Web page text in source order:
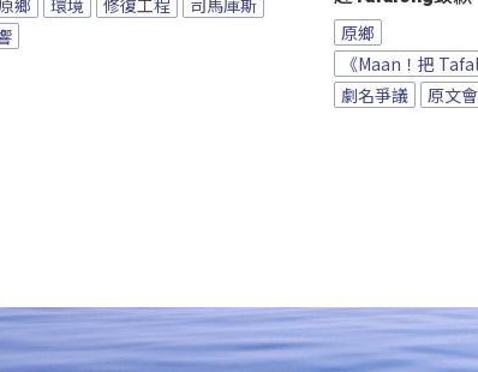
原鄉
《Maan！把
劇名爭議
原文會